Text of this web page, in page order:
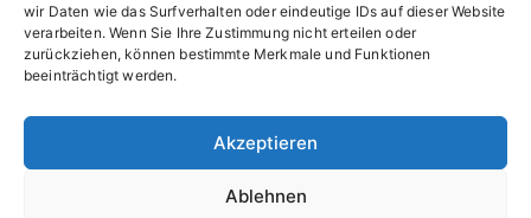
wir Daten wie das Surfverhalten oder eindeutige IDs auf dieser Website
verarbeiten. Wenn Sie Ihre Zustimmung nicht erteilen oder
zurückziehen, können bestimmte Merkmale und Funktionen
beeinträchtigt werden.
Akzeptieren
Ablehnen
Domainvergabestelle.de